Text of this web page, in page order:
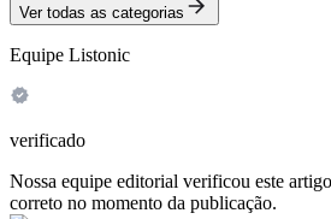
Ver todas as categorias
Equipe Listonic
verificado
Nossa equipe editorial verificou este
correto no momento da publicação.